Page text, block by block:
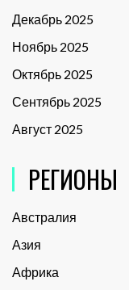
Декабрь 2025
Ноябрь 2025
Октябрь 2025
Сентябрь 2025
Август 2025
РЕГИОНЫ
Австралия
Азия
Африка